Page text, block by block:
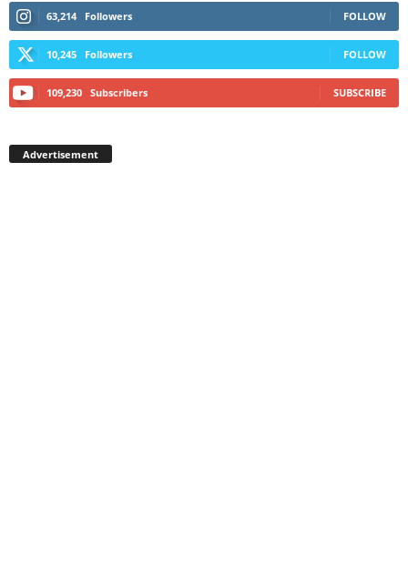
63,214 Followers FOLLOW
10,245 Followers FOLLOW
109,230 Subscribers SUBSCRIBE
Advertisement